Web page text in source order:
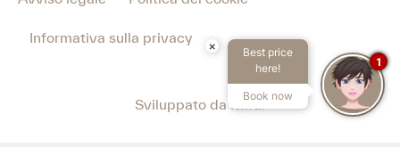
Informativa sulla privacy
Sviluppato da Mirai
×
Best price
here!
Book now
1